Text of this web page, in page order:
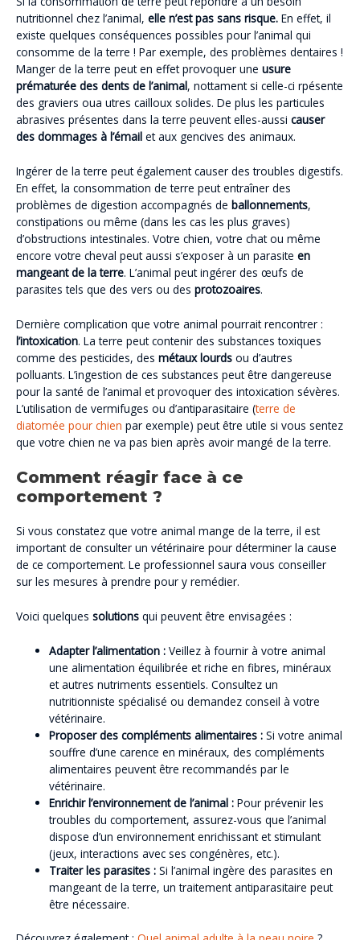
nutritionnel chez l’animal, elle n’est pas sans risque. En effet, il
existe quelques conséquences possibles pour l’animal qui
consomme de la terre ! Par exemple, des problèmes dentaires !
Manger de la terre peut en effet provoquer une usure
prématurée des dents de l’animal, nottament si celle-ci rpésente
des graviers oua utres cailloux solides. De plus les particules
abrasives présentes dans la terre peuvent elles-aussi causer
des dommages à l’émail et aux gencives des animaux.
Ingérer de la terre peut également causer des troubles digestifs.
En effet, la consommation de terre peut entraîner des
problèmes de digestion accompagnés de ballonnements,
constipations ou même (dans les cas les plus graves)
d’obstructions intestinales. Votre chien, votre chat ou même
encore votre cheval peut aussi s’exposer à un parasite en
mangeant de la terre. L’animal peut ingérer des œufs de
parasites tels que des vers ou des protozoaires.
Dernière complication que votre animal pourrait rencontrer :
l’intoxication. La terre peut contenir des substances toxiques
comme des pesticides, des métaux lourds ou d’autres
polluants. L’ingestion de ces substances peut être dangereuse
pour la santé de l’animal et provoquer des intoxication sévères.
L’utilisation de vermifuges ou d’antiparasitaire (terre de
diatomée pour chien par exemple) peut être utile si vous sentez
que votre chien ne va pas bien après avoir mangé de la terre.
Comment réagir face à ce
comportement ?
Si vous constatez que votre animal mange de la terre, il est
important de consulter un vétérinaire pour déterminer la cause
de ce comportement. Le professionnel saura vous conseiller
sur les mesures à prendre pour y remédier.
Voici quelques solutions qui peuvent être envisagées :
Adapter l’alimentation : Veillez à fournir à votre animal
une alimentation équilibrée et riche en fibres, minéraux
et autres nutriments essentiels. Consultez un
nutritionniste spécialisé ou demandez conseil à votre
vétérinaire.
Proposer des compléments alimentaires : Si votre animal
souffre d’une carence en minéraux, des compléments
alimentaires peuvent être recommandés par le
vétérinaire.
Enrichir l’environnement de l’animal : Pour prévenir les
troubles du comportement, assurez-vous que l’animal
dispose d’un environnement enrichissant et stimulant
(jeux, interactions avec ses congénères, etc.).
Traiter les parasites : Si l’animal ingère des parasites en
mangeant de la terre, un traitement antiparasitaire peut
être nécessaire.